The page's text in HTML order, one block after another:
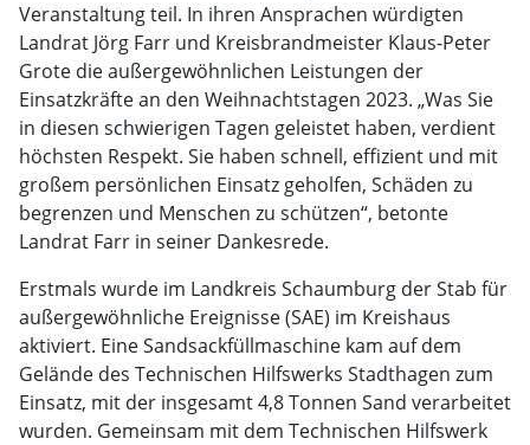
Veranstaltung teil. In ihren Ansprachen würdigten
Landrat Jörg Farr und Kreisbrandmeister Klaus-Peter
Grote die außergewöhnlichen Leistungen der
Einsatzkräfte an den Weihnachtstagen 2023. „Was Sie
in diesen schwierigen Tagen geleistet haben, verdient
höchsten Respekt. Sie haben schnell, effizient und mit
großem persönlichen Einsatz geholfen, Schäden zu
begrenzen und Menschen zu schützen“, betonte
Landrat Farr in seiner Dankesrede.
Erstmals wurde im Landkreis Schaumburg der Stab für
außergewöhnliche Ereignisse (SAE) im Kreishaus
aktiviert. Eine Sandsackfüllmaschine kam auf dem
Gelände des Technischen Hilfswerks Stadthagen zum
Einsatz, mit der insgesamt 4,8 Tonnen Sand verarbeitet
wurden. Gemeinsam mit dem Technischen Hilfswerk